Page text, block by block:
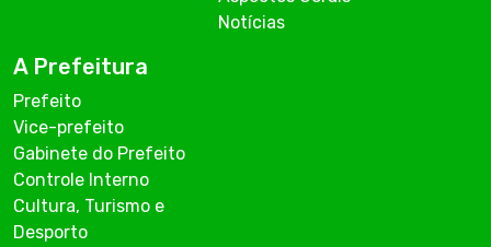
Notícias
A Prefeitura
Prefeito
Vice-prefeito
Gabinete do Prefeito
Controle Interno
Cultura, Turismo e
Desporto